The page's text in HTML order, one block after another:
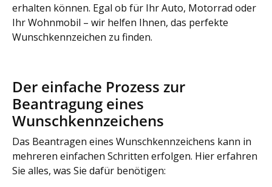
erhalten können. Egal ob für Ihr Auto, Motorrad oder
Ihr Wohnmobil – wir helfen Ihnen, das perfekte
Wunschkennzeichen zu finden.
Der einfache Prozess zur
Beantragung eines
Wunschkennzeichens
Das Beantragen eines Wunschkennzeichens kann in
mehreren einfachen Schritten erfolgen. Hier erfahren
Sie alles, was Sie dafür benötigen: